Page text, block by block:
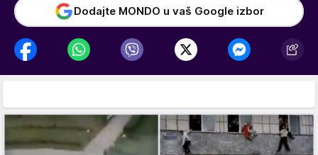
Dodajte MONDO u vaš Google izbor